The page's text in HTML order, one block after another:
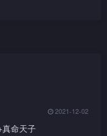
2021-12-02
命天子